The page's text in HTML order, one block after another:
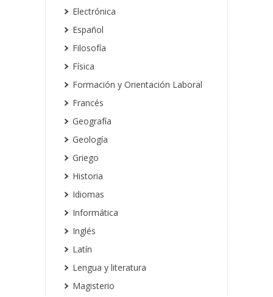
Electrónica
Español
Filosofía
Física
Formación y Orientación Laboral
Francés
Geografía
Geología
Griego
Historia
Idiomas
Informática
Inglés
Latín
Lengua y literatura
Magisterio